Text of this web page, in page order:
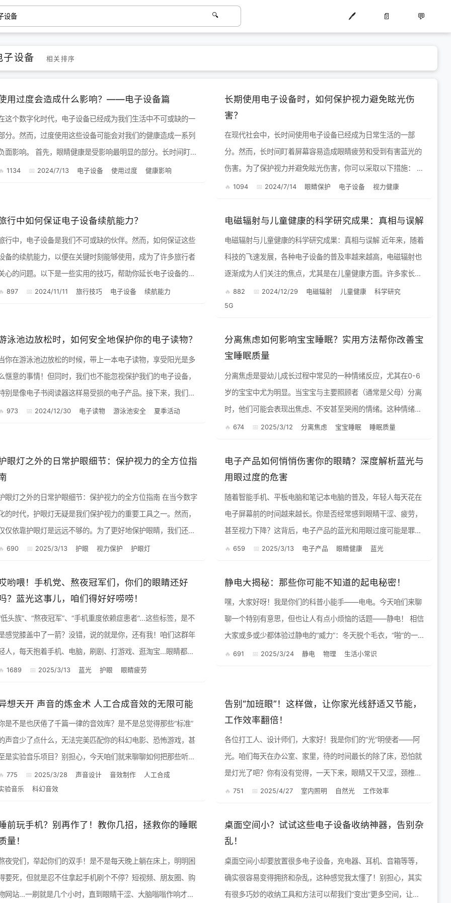
🖊️ 📄 💬
子设备 相关排序
用过度会造成什么影响？——电子设备篇
这个数字化时代，电子设备已经成为我们生活中不可或缺的一
分。然而，过度使用这些设备可能会对我们的健康造成一系列
响。 首先，眼睛健康是受影响最明显的部分。长时间盯着
幕会导致眼睛疲劳、干涩，甚至可能引发视力下降。尤其是许
1134 2024/7/13 电子设备 使用过度 健康影响
长期使用电子设备时，如何保护视力避免眩光伤
害？
在现代社会中，长时间使用电子设备已经成为日常生活的一部
分。然而，长时间盯着屏幕容易造成眼睛疲劳和受到有害蓝光的
伤害。为了保护视力并避免眩光伤害，你可以采取以下措施： 控
制使用时间：尽量减少连续使用电子设备的时间，每隔一段时间
1094 2024/7/14 眼睛保护 电子设备 视力健康
行中如何保证电子设备续航能力？
行中，电子设备是我们不可或缺的伙伴。然而，如何保证这些
备的续航能力，以便在关键时刻能够使用，成为了许多旅行者
心的问题。以下是一些实用的技巧，帮助你延长电子设备的续
1. 关闭不必要的应用和后台服务 在旅行中，我们常
897 2024/11/11 旅行技巧 电子设备 续航能力
电磁辐射与儿童健康的科学研究成果：真相与误解
电磁辐射与儿童健康的科学研究成果：真相与误解 近年来，随着
科技的飞速发展，各种电子设备的普及率越来越高，电磁辐射也
逐渐成为人们关注的焦点，尤其是在儿童健康方面。许多家长担
心电磁辐射会对孩子的发育造成不利影响，甚至引发各种疾病。
那么，电...
882 2024/12/29 电磁辐射 儿童健康
科学研究
5G
泳池边放松时，如何安全地保护你的电子读物？
你在游泳池边放松的时候，带上一本电子读物，享受阳光是多
惬意的事情！但同时，我们也不能忽视保护我们的电子设备，
别是像电子书阅读器这样易受损的电子产品。接下来，我们就
聊聊如何在游泳池边安全地保护你的电子读物！ 1. 选择防水或
973 2024/12/30 电子读物 游泳池安全 夏季活动
分离焦虑如何影响宝宝睡眠？实用方法帮你改善宝
宝睡眠质量
分离焦虑是婴幼儿成长过程中常见的一种情绪反应，尤其在0-6
岁的宝宝中尤为明显。当宝宝与主要照顾者（通常是父母）分离
时，他们可能会表现出焦虑、不安甚至哭闹的情绪。这种情绪不
仅影响宝宝的心理健康，还会对他们的睡眠质量产生深远的影
674 2025/3/12 分离焦虑 宝宝睡眠 睡眠质量
眼灯之外的日常护眼细节：保护视力的全方位指
眼灯之外的日常护眼细节：保护视力的全方位指南 在当今数字
的时代，护眼灯无疑是我们保护视力的重要工具之一。然而，
仅依靠护眼灯是远远不够的。为了更好地保护眼睛，我们还需
在日常生活中注意许多细节。以下是一些关键的护眼实践，帮
690 2025/3/13 护眼 视力保护 护眼灯
电子产品如何悄悄伤害你的眼睛？深度解析蓝光与
用眼过度的危害
随着智能手机、平板电脑和笔记本电脑的普及，年轻人每天花在
电子屏幕前的时间越来越长。你是否经常感到眼睛干涩、疲劳，
甚至视力下降？这背后，电子产品的蓝光和用眼过度可能是罪魁
祸首。今天，我们就来深度解析电子产品对眼睛的危害，并为你
659 2025/3/13 电子产品 眼睛健康 蓝光
哟喂！手机党、熬夜冠军们，你们的眼睛还好
？蓝光这事儿，咱们得好好唠唠！
低头族”、“熬夜冠军”、“手机重度依赖症患者”...这些标签，是不
感觉膝盖中了一箭？没错，说的就是你，还有我！咱们这群年
人，每天抱着手机、电脑，刷剧、打游戏、逛淘宝...眼睛都快
“焊”在屏幕上了！ 但是！你有没有想过，这些电子设...
1689 2025/3/13 蓝光 护眼 眼睛疲劳
静电大揭秘：那些你可能不知道的起电秘密！
嘿，大家好呀！我是你们的科普小能手——电电。今天咱们来聊
聊一个特别有意思，但也让人有点小烦恼的话题——静电！ 相信
大家或多或少都体验过静电的“威力”：冬天脱个毛衣，“啪”的一
声，头发都竖起来了；跟人握手，突然被电一下，真是又惊又
691 2025/3/24 静电 物理 生活小常识
想天开 声音的炼金术 人工合成音效的无限可能
是不是也厌倦了千篇一律的音效库？是不是总觉得那些“标准”
声音少了点什么，无法完美匹配你的科幻电影、恐怖游戏，甚
是实验音乐项目？别担心，今天咱们就来聊聊如何把那些听起
“不正常”，甚至人工合成的声音，变成你的秘密武器，打造出
一无二的...
775 2025/3/28 声音设计 音效制作
人工合成
验音乐
科幻音效
告别“加班眼”！这样做，让你家光线舒适又节能，
工作效率翻倍！
各位打工人、设计师们，大家好！我是你们的“光”明使者——阿
光。咱们每天在办公室、家里，待的时间最长的除了床，恐怕就
是灯光了吧？你有没有觉得，一天下来，眼睛又干又涩，颈椎也
跟着遭罪？这很有可能就是你家的光环境没布置好！ 今天，阿光
751 2025/4/27 室内照明 自然光 工作效率
前玩手机？别再作了！教你几招，拯救你的睡眠
量！
夜党们，举起你们的双手！是不是每天晚上躺在床上，明明困
要死，但就是忍不住拿起手机刷个不停？短视频、朋友圈、购
网站...一刷就是几个小时，直到眼睛干涩、大脑嗡嗡作响才恋
桌面空间小？试试这些电子设备收纳神器，告别杂
乱！
桌面空间小却要放置很多电子设备，充电器、耳机、音箱等等，
确实很容易变得拥挤和杂乱，这种感觉我太懂了！别担心，其实
有很多巧妙的收纳工具和方法可以帮我们“变出”更多空间，让桌